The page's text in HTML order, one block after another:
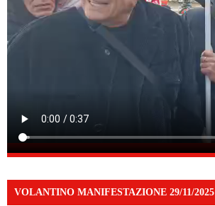
VOLANTINO MANIFESTAZIONE 29/11/2025